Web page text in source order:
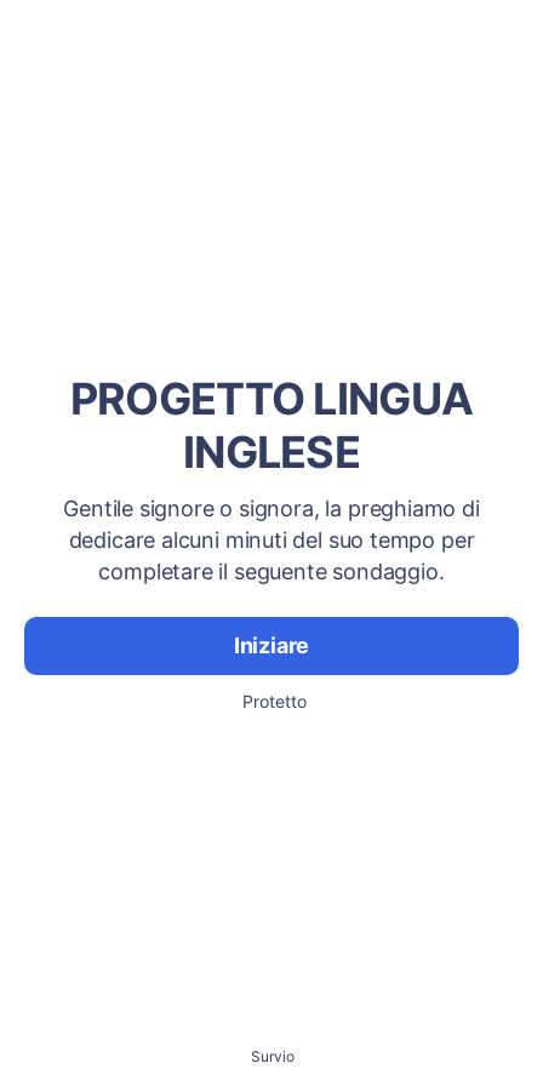
PROGETTO LINGUA
INGLESE
Gentile signore o signora, la preghiamo di
dedicare alcuni minuti del suo tempo per
completare il seguente sondaggio.
Iniziare
Protetto
Survio